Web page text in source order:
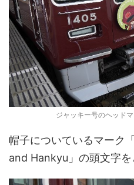
ジャッキー号のヘッド
帽子についているマーク
and Hankyu」の頭文字を